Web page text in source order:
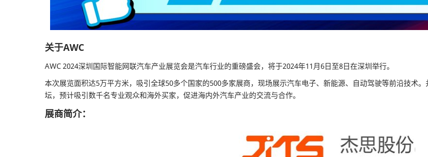
关于AWC
AWC 2024深圳国际智能网联汽车产业展览会是汽车行业的重磅盛会，将于2024年11月6日至8日在深圳举行。
本次展览面积达5万平方米，吸引全球50多个国家的500多家展商，现场展示汽车电子、新能源、自动驾驶等前沿技术
坛，预计吸引数千名专业观众和海外买家，促进海内外汽车产业的交流与合作。
展商简介：